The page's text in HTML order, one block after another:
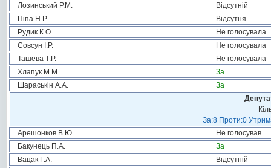
Лозинський Р.М.
Відсутній
Піпа Н.Р.
Відсутня
Рудик К.О.
Не голосувала
Совсун І.Р.
Не голосувала
Ташева Т.Р.
Не голосувала
Хлапук М.М.
За
Шараськін А.А.
За
За:8 Проти:0
Арешонков В.Ю.
Не голосував
Бакунець П.А.
За
Вацак Г.А.
Відсутній